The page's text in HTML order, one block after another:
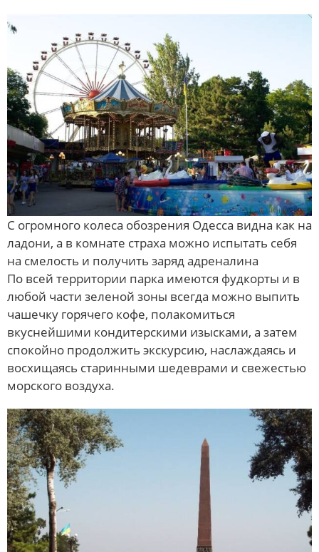
С огромного колеса обозрения Одесса видна как на
ладони, а в комнате страха можно испытать себя
на смелость и получить заряд адреналина
По всей территории парка имеются фудкорты и в
любой части зеленой зоны всегда можно выпить
чашечку горячего кофе, полакомиться
вкуснейшими кондитерскими изысками, а затем
спокойно продолжить экскурсию, наслаждаясь и
восхищаясь старинными шедеврами и свежестью
морского воздуха.